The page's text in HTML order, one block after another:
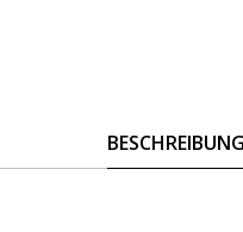
BESCHREIBUNG